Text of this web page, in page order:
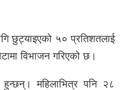
छुट्याइएको ५० प्रतिशतलाई
विभाजन गरिएको छ।
महिलाभित्र पनि २८